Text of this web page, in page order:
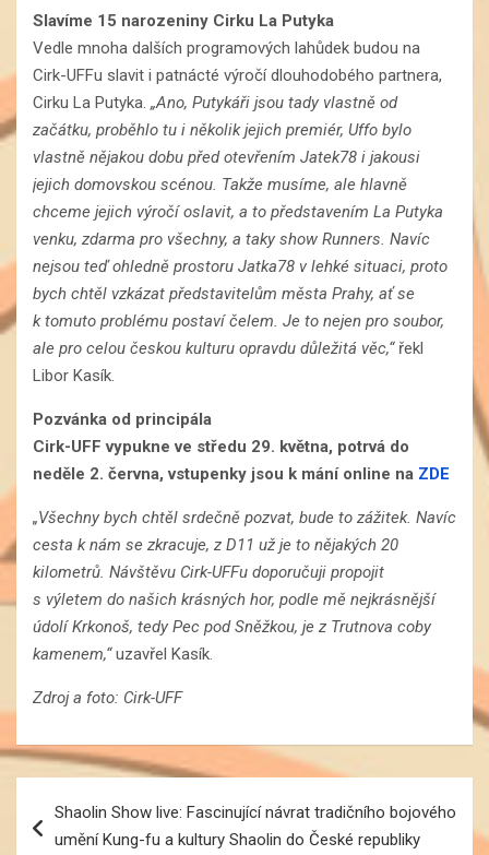
Slavíme 15 narozeniny Cirku La Putyka
Vedle mnoha dalších programových lahůdek budou na
Cirk-UFFu slavit i patnácté výročí dlouhodobého partnera,
Cirku La Putyka. „Ano, Putykáři jsou tady vlastně od
začátku, proběhlo tu i několik jejich premiér, Uffo bylo
vlastně nějakou dobu před otevřením Jatek78 i jakousi
jejich domovskou scénou. Takže musíme, ale hlavně
chceme jejich výročí oslavit, a to představením La Putyka
venku, zdarma pro všechny, a taky show Runners. Navíc
nejsou teď ohledně prostoru Jatka78 v lehké situaci, proto
bych chtěl vzkázat představitelům města Prahy, ať se
k tomuto problému postaví čelem. Je to nejen pro soubor,
ale pro celou českou kulturu opravdu důležitá věc,“řekl
Libor Kasík.
Pozvánka od principála
Cirk-UFF vypukne ve středu 29. května, potrvá do
neděle 2. června, vstupenky jsou k mání online na ZDE
„Všechny bych chtěl srdečně pozvat, bude to zážitek. Navíc
cesta k nám se zkracuje, z D11 už je to nějakých 20
kilometrů. Návštěvu Cirk-UFFu doporučuji propojit
s výletem do našich krásných hor, podle mě nejkrásnější
údolí Krkonoš, tedy Pec pod Sněžkou, je z Trutnova coby
kamenem,“uzavřel Kasík.
Zdroj a foto: Cirk-UFF
proShaolin Show live: Fascinující návrat tradičního bojového
umění Kung-fu a kultury Shaolin do České republiky